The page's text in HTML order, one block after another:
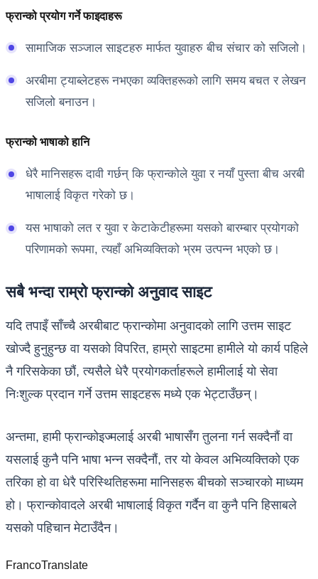
फ्रान्को प्रयोग गर्ने फाइदाहरू
सामाजिक सञ्जाल साइटहरु मार्फत युवाहरु बीच संचार को सजिलो।
अरबीमा ट्याब्लेटहरू नभएका व्यक्तिहरूको लागि समय बचत र लेखन
सजिलो बनाउन।
फ्रान्को भाषाको हानि
धेरै मानिसहरू दावी गर्छन् कि फ्रान्कोले युवा र नयाँ पुस्ता बीच अरबी
भाषालाई विकृत गरेको छ।
यस भाषाको लत र युवा र केटाकेटीहरूमा यसको बारम्बार प्रयोगको
परिणामको रूपमा, त्यहाँ अभिव्यक्तिको भ्रम उत्पन्न भएको छ।
सबै भन्दा राम्रो फ्रान्को अनुवाद साइट
यदि तपाइँ साँच्चै अरबीबाट फ्रान्कोमा अनुवादको लागि उत्तम साइट
खोज्दै हुनुहुन्छ वा यसको विपरित, हाम्रो साइटमा हामीले यो कार्य पहिले
नै गरिसकेका छौं, त्यसैले धेरै प्रयोगकर्ताहरूले हामीलाई यो सेवा
निःशुल्क प्रदान गर्ने उत्तम साइटहरू मध्ये एक भेट्टाउँछन्।
अन्तमा, हामी फ्रान्कोइज्मलाई अरबी भाषासँग तुलना गर्न सक्दैनौं वा
यसलाई कुनै पनि भाषा भन्न सक्दैनौं, तर यो केवल अभिव्यक्तिको एक
तरिका हो वा धेरै परिस्थितिहरूमा मानिसहरू बीचको सञ्चारको माध्यम
हो। फ्रान्कोवादले अरबी भाषालाई विकृत गर्दैन वा कुनै पनि हिसाबले
यसको पहिचान मेटाउँदैन।
FrancoTranslate